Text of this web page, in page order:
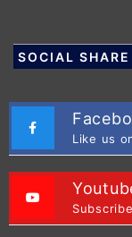
SOCIAL SHARE
Like us